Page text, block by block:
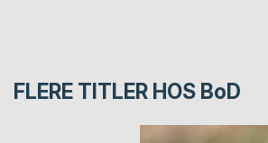
FLERE TITLER HOS BoD